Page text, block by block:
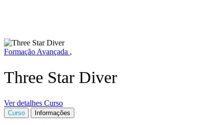
Formação Avançada ,
Three Star Diver
Ver detalhes Curso
Curso Informações